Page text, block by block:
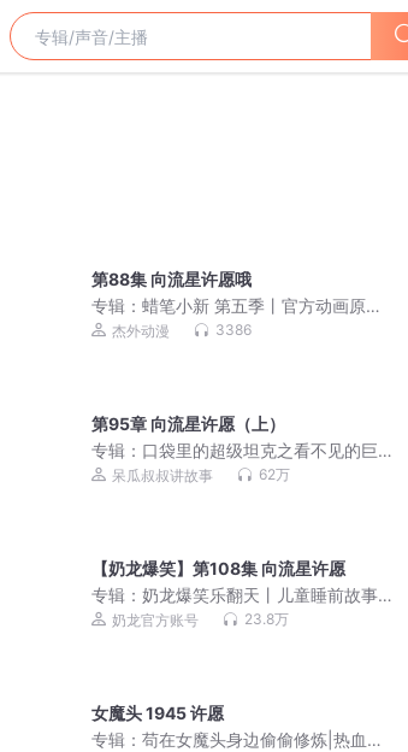
第88集 向流星许愿哦
专辑：蜡笔小新 第五季丨官方动画原声
音频丨萌娃爆笑日常
杰外动漫 3386
第95章 向流星许愿（上）
专辑： 口袋里的超级坦克之看不见的巨
兽|爆笑校园|冒险故事
呆瓜叔叔讲故事 62万
【奶龙爆笑】第108集 向流星许愿
专辑：奶龙爆笑乐翻天丨儿童睡前故事
丨益智正能量丨治愈
奶龙官方账号 23.8万
女魔头 1945 许愿
专辑：苟在女魔头身边偷偷修炼|热血爽